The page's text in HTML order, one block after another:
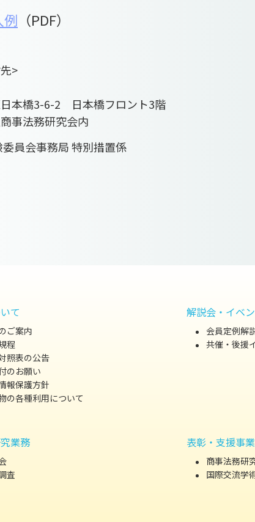
例 （PDF）
>
本橋3-6-2 日本橋フロント3階
事法務研究会内
員会事務局 特別措置係
て
ご案内
程
照表の公告
のお願い
報保護方針
の各種利用について
解説会・イベ
会員定例解
共催・後援
業務
査
表彰・支援事業
商事法務研
国際交流学